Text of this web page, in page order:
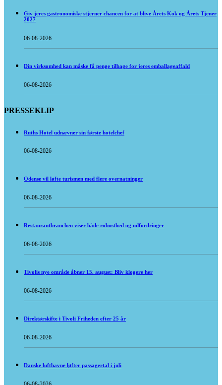
Giv jeres gastronomiske stjerner chancen for at blive Årets Kok og Årets Tjener
2027
06-08-2026
Din virksomhed kan måske få penge tilbage for jeres emballageaffald
06-08-2026
PRESSEKLIP
Ruths Hotel udnævner sin første hotelchef
06-08-2026
Odense vil løfte turismen med flere overnatninger
06-08-2026
Restaurantbranchen viser både robusthed og udfordringer
06-08-2026
Tivolis nye område åbner 15. august: Bliv klogere her
06-08-2026
Direktørskifte i Tivoli Friheden efter 25 år
06-08-2026
Danske lufthavne løfter passagertal i juli